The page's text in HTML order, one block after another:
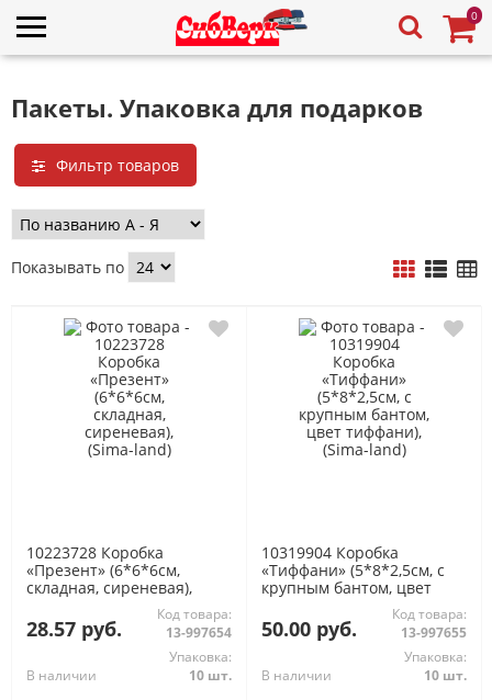
0
Пакеты. Упаковка для подарков
Фильтр товаров
Показывать по
10223728 Коробка
«Презент» (6*6*6см,
складная, сиреневая),
28.57 руб.
Код товара:
13-997654
В наличии
Упаковка:
10 шт.
10319904 Коробка
«Тиффани» (5*8*2,5см, с
крупным бантом, цвет
тиффани), (Sima-land)
50.00 руб.
Код товара:
13-997655
В наличии
Упаковка:
10 шт.